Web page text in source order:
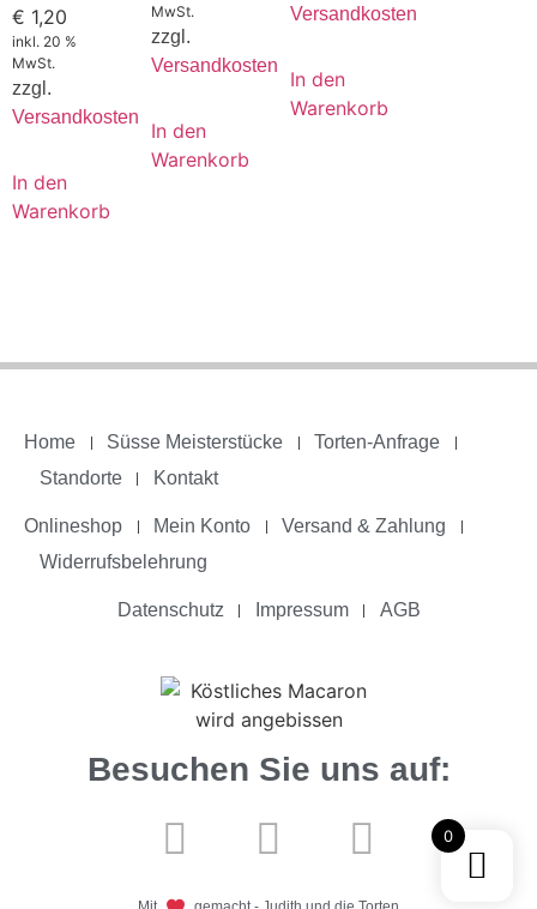
€ 1,20
inkl. 20 %
MwSt.
zzgl.
Versandkosten
In den
Warenkorb
MwSt.
zzgl.
Versandkosten
In den
Warenkorb
Versandkosten
In den
Warenkorb
Home Süsse Meisterstücke
Torten-Anfrage
Standorte
Kontakt
Onlineshop Mein Konto
Versand & Zahlung
Widerrufsbelehrung
Datenschutz Impressum AGB
Besuchen Sie uns auf:
0